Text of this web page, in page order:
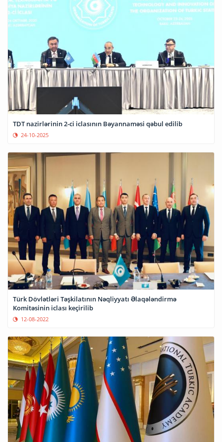
TDT nazirlərinin 2-ci iclasının Bəyannaməsi qəbul edilib
24-10-2025
Türk Dövlətləri Təşkilatının Nəqliyyatı Əlaqələndirmə
Komitəsinin iclası keçirilib
12-08-2022